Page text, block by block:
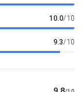
10.0/10
9.3/10